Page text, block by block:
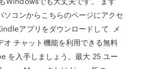
ソコンからこちらのページにアクセ
アプリをダウンロードして メ
オ チャット機能を利用できる無料
を入手しましょう。最大 25 ユー